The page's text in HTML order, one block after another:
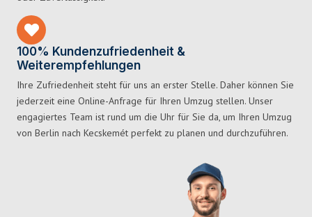
100% Kundenzufriedenheit &
Weiterempfehlungen
Ihre Zufriedenheit steht für uns an erster Stelle. Daher können Sie
jederzeit eine Online-Anfrage für Ihren Umzug stellen. Unser
engagiertes Team ist rund um die Uhr für Sie da, um Ihren Umzug
von Berlin nach Kecskemét perfekt zu planen und durchzuführen.